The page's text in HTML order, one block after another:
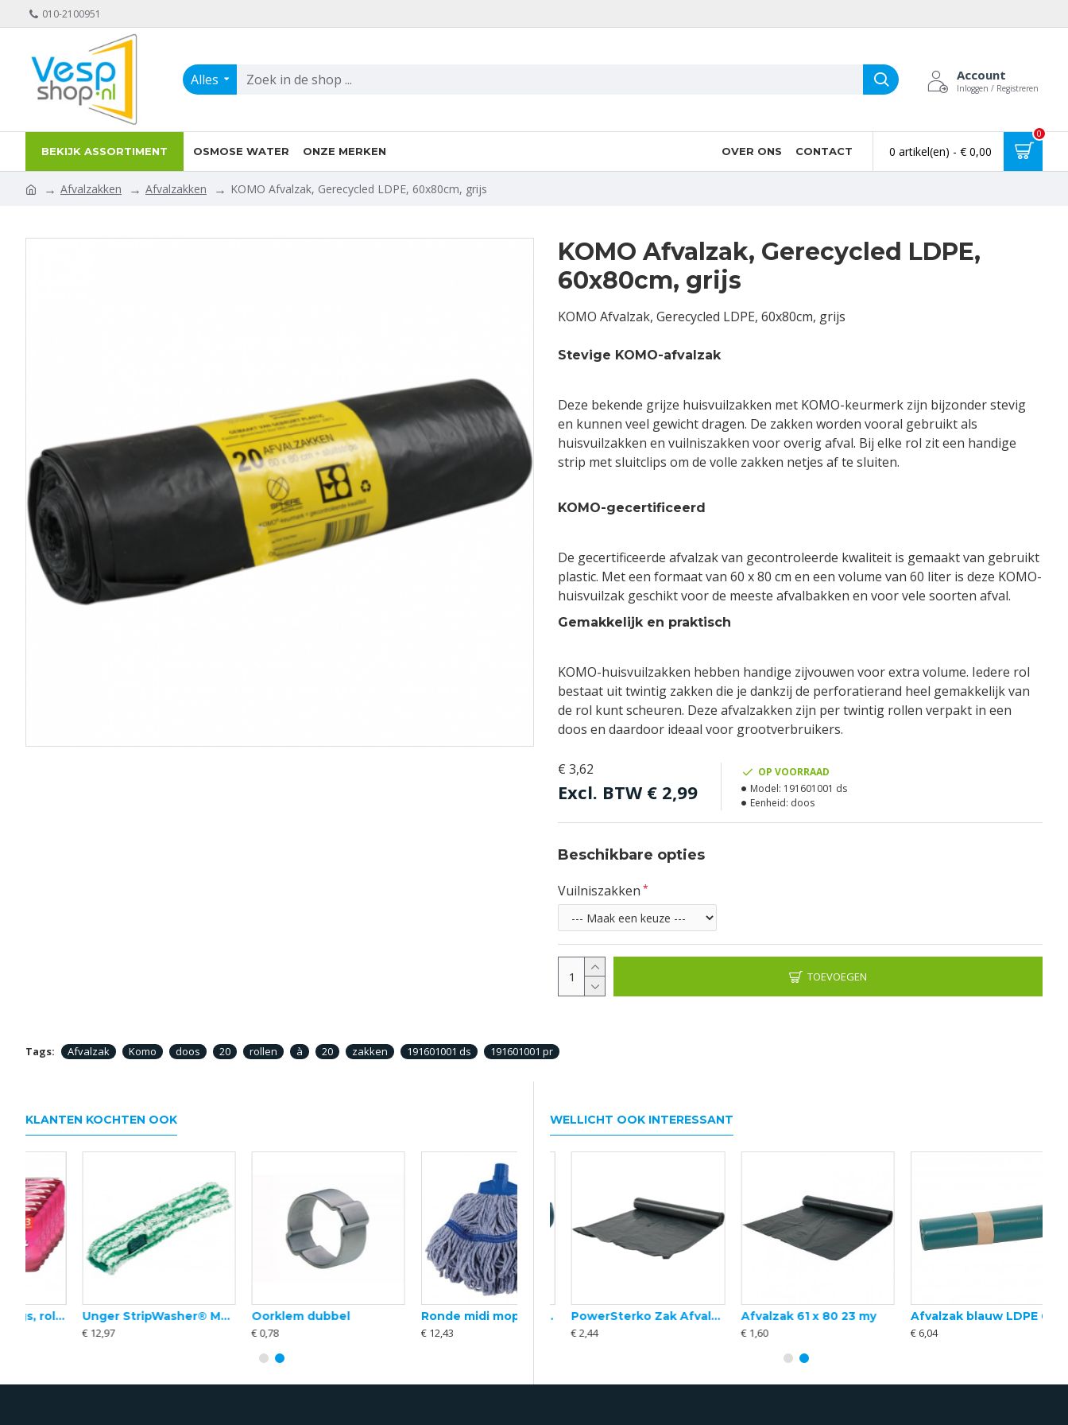
010-2100951
Alles Account
Inloggen / Registreren
BEKIJK ASSORTIMENT OSMOSE WATER ONZE MERKEN OVER ONS CONTACT 0 artikel(en) - € 0,00
0
Afvalzakken Afvalzakken KOMO Afvalzak, Gerecycled LDPE, 60x80cm, grijs
KOMO Afvalzak, Gerecycled LDPE,
60x80cm, grijs
KOMO Afvalzak, Gerecycled LDPE, 60x80cm, grijs
Stevige KOMO-afvalzak
Deze bekende grijze huisvuilzakken met KOMO-keurmerk zijn bijzonder stevig
en kunnen veel gewicht dragen. De zakken worden vooral gebruikt als
huisvuilzakken en vuilniszakken voor overig afval. Bij elke rol zit een handige
strip met sluitclips om de volle zakken netjes af te sluiten.
KOMO-gecertificeerd
De gecertificeerde afvalzak van gecontroleerde kwaliteit is gemaakt van gebruikt
plastic. Met een formaat van 60 x 80 cm en een volume van 60 liter is deze KOMO-
huisvuilzak geschikt voor de meeste afvalbakken en voor vele soorten afval.
Gemakkelijk en praktisch
KOMO-huisvuilzakken hebben handige zijvouwen voor extra volume. Iedere rol
bestaat uit twintig zakken die je dankzij de perforatierand heel gemakkelijk van
de rol kunt scheuren. Deze afvalzakken zijn per twintig rollen verpakt in een
doos en daardoor ideaal voor grootverbruikers.
€ 3,62
Excl. BTW€ 2,99
OP VOORRAAD
Model: 191601001 ds
Eenheid: doos
Beschikbare opties
Vuilniszakken
TOEVOEGEN
Tags: Afvalzak Komo doos 20 rollen à 20 zakken 191601001 ds 191601001 pr
KLANTEN KOCHTEN OOK
Unger StripWasher® MONSOON STRIP, Inwashoes (Zebrahoes)
Oorklem dubbel
Ronde midi mop
WELLICHT OOK INTERESSANT
PowerSterko Zak Afvalzak LDPE 60x80cm grijs rol à 20 stuks
€ 2,44
Afvalzak 61 x 80 23 my
€ 1,60
Afvalzak blauw LDPE 65/20 x 125 cm T70
€ 6,04